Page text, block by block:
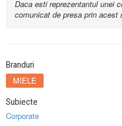
Daca esti reprezentantul unei
comunicat de presa prin acest
Branduri
MIELE
Subiecte
Corporate